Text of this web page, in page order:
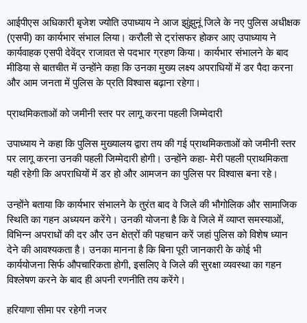
आईपीएस अधिकारी बृजेश ज्योति उपाध्याय ने आज झुंझुनूं जिले के नए पुलिस अधीक्षक
(एसपी) का कार्यभार संभाल लिया। करौली से ट्रांसफर होकर आए उपाध्याय ने
कार्यवाहक एसपी देवेंद्र राजावत से पदभार ग्रहण किया। कार्यभार संभालने के बाद
मीडिया से बातचीत में उन्होंने कहा कि उनका मुख्य लक्ष्य अपराधियों में डर पैदा करना
और आम जनता में पुलिस के प्रति विश्वास बढ़ाना रहेगा।
प्राथमिकताओं को जमीनी स्तर पर लागू करना पहली जिम्मेदारी
उपाध्याय ने कहा कि पुलिस मुख्यालय द्वारा तय की गई प्राथमिकताओं को जमीनी स्तर
पर लागू करना उनकी पहली जिम्मेदारी होगी। उन्होंने कहा- मेरी पहली प्राथमिकता
यही रहेगी कि अपराधियों में डर हो और आमजन का पुलिस पर विश्वास बना रहे।
उन्होंने बताया कि कार्यभार संभालने के तुरंत बाद वे जिले की भौगोलिक और सामाजिक
स्थिति का गहन अध्ययन करेंगे। उनकी योजना है कि वे जिले में व्याप्त समस्याओं,
विभिन्न अपराधों की दर और उन क्षेत्रों की पहचान करें जहां पुलिस को विशेष ध्यान
देने की आवश्यकता है। उनका मानना है कि बिना पूरी जानकारी के कोई भी
कार्ययोजना सिर्फ औपचारिकता होगी, इसलिए वे जिले की सुरक्षा व्यवस्था का गहन
विश्लेषण करने के बाद ही अपनी रणनीति तय करेंगे।
हरियाणा सीमा पर रहेगी नजर